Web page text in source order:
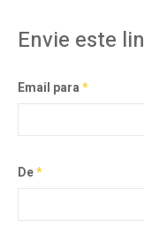
Envie este
Email para*
De*